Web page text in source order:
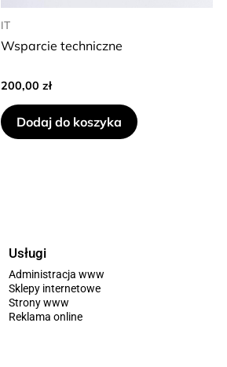
IT
Wsparcie techniczne
200,00 zł
Dodaj do koszyka
Usługi
Administracja www
Sklepy internetowe
Strony www
Reklama online